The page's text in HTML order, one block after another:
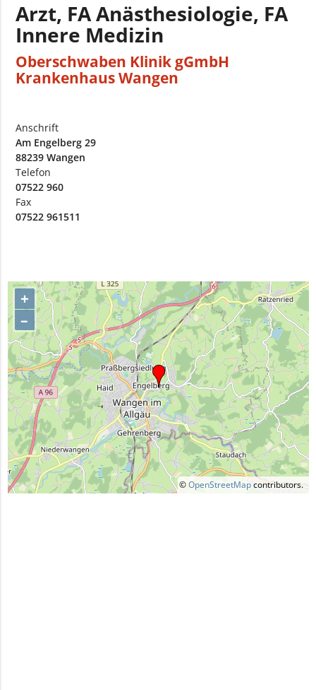
Arzt, FA Anästhesiologie, FA
Innere Medizin
Oberschwaben Klinik gGmbH
Krankenhaus Wangen
Anschrift
Am Engelberg 29
88239 Wangen
Telefon
07522 960
Fax
07522 961511
+
–
©OpenStreetMapcontributors.